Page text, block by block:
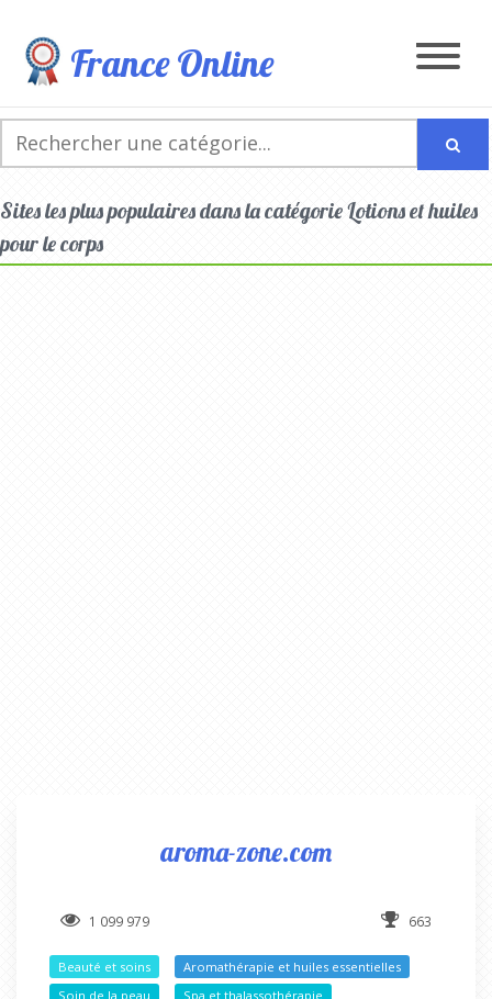
France Online
Sites les plus populaires dans la catégorie Lotions et huiles
pour le corps
aroma-zone.com
1 099 979 663
Beauté et soins
Aromathérapie et huiles essentielles
Soin de la peau
Spa et thalassothérapie